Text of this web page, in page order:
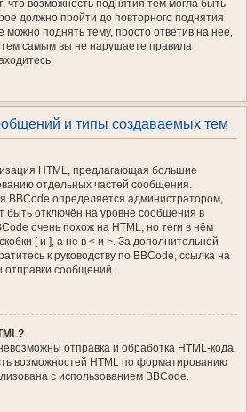
что возможность поднятия тем могла быть
должно пройти до повторного поднятия
поднять тему, просто ответив на неё,
тем самым вы не нарушаете правила
и типы создаваемых тем
HTML, предлагающая большие
отдельных частей сообщения.
BBCode определяется администратором,
быть отключён на уровне сообщения в
очень похож на HTML, но теги в нём
[ и ], а не в < и >. За дополнительной
к руководству по BBCode, ссылка на
отправки сообщений.
отправка и обработка HTML-кода
возможностей HTML по форматированию
с использованием BBCode.